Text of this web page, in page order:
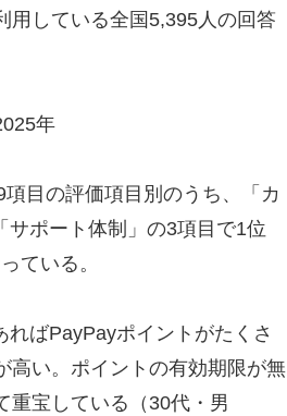
用している全国5,395人の回答
年
目の評価項目別のうち、「カ
ポート体制」の3項目で1位
ている。
ばPayPayポイントがたくさ
高い。ポイントの有効期限が無
重宝している（30代・男